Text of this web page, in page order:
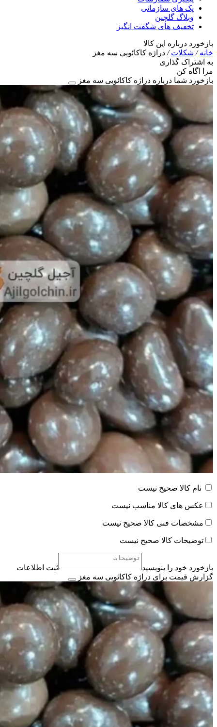
پک های سازمانی
وبلاگ گلچین
تخفیف های شگفت انگیز
بازخورد درباره این کالا
خانه/ شکلات/ دراژه کاکائویی سه مغز
به اشتراک گذاری
مرا اگاه کن
بازخورد شما درباره دراژه کاکائویی سه مغز
نام کالا صحیح نیست
عکس های کالا مناسب نیست
مشخصات فنی کالا صحیح نیست
توضیحات کالا صحیح نیست
بازخورد خود را بنویسید
ثبت اطلاعات
گزارش قیمت برای دراژه کاکائویی سه مغز